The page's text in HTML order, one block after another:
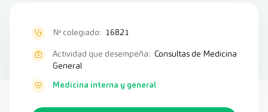
Nº colegiado: 16821
Actividad que desempeña: Consultas de Medicina
General
Medicina interna y general